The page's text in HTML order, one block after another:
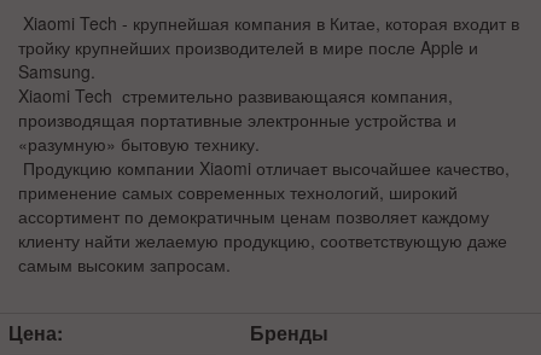
Xiaomi Tech - крупнейшая компания в Китае, которая входит в
тройку крупнейших производителей в мире после Apple и
Samsung.
Xiaomi Tech стремительно развивающаяся компания,
производящая портативные электронные устройства и
«разумную» бытовую технику.
Продукцию компании Xiaomi отличает высочайшее качество,
применение самых современных технологий, широкий
ассортимент по демократичным ценам позволяет каждому
клиенту найти желаемую продукцию, соответствующую даже
самым высоким запросам.
Цена: Бренды